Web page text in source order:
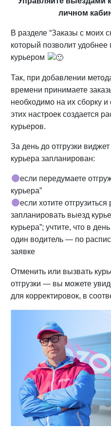
личном
В разделе “Заказы с моих
который позволит удобнее
курьером
Так, при добавлении
времени принимаете
необходимо на их сборку и
этих настроек создается
курьеров.
За день до отгрузки
курьера запланирован:
если передумаете
курьера”
если хотите
запланировать выезд
курьера”; учтите, что в
один водитель — по
заявке
Отменить или вызвать
отгрузки — вы можете
для корректировок, в